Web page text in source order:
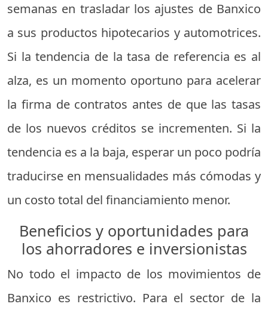
semanas en trasladar los ajustes de Banxico
a sus productos hipotecarios y automotrices.
Si la tendencia de la tasa de referencia es al
alza, es un momento oportuno para acelerar
la firma de contratos antes de que las tasas
de los nuevos créditos se incrementen. Si la
tendencia es a la baja, esperar un poco podría
traducirse en mensualidades más cómodas y
un costo total del financiamiento menor.
Beneficios y oportunidades para
los ahorradores e inversionistas
No todo el impacto de los movimientos de
Banxico es restrictivo. Para el sector de la